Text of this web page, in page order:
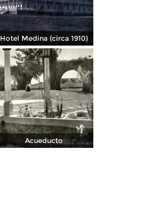
Hotel Medina (circa 1910)
Acueducto